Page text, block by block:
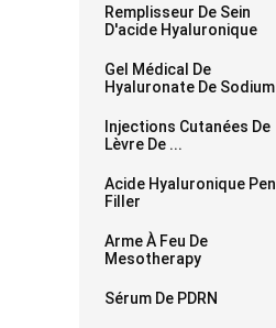
Remplisseur De Sein
D'acide Hyaluronique
Gel Médical De
Hyaluronate De Sodium
Injections Cutanées De
Lèvre De ...
Acide Hyaluronique Pen
Filler
Arme À Feu De
Mesotherapy
Sérum De PDRN